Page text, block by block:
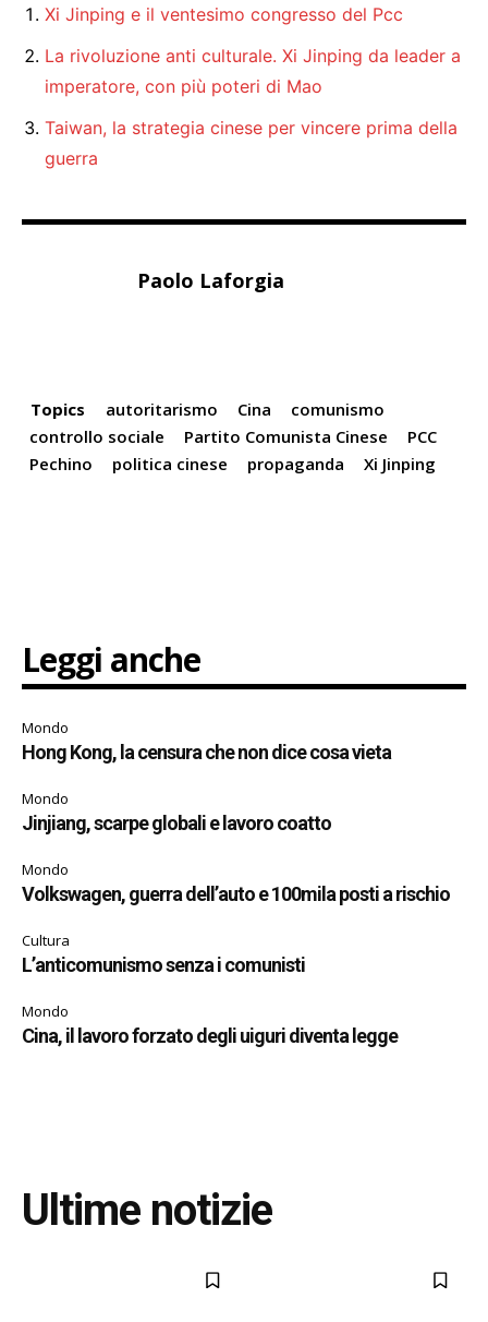
Xi Jinping e il ventesimo congresso del Pcc
La rivoluzione anti culturale. Xi Jinping da leader a
imperatore, con più poteri di Mao
Taiwan, la strategia cinese per vincere prima della
guerra
Paolo Laforgia
Topics autoritarismo Cina
comunismo
controllo sociale
Partito Comunista Cinese
PCC
Pechino
politica cinese propaganda Xi Jinping
Leggi anche
Mondo
Hong Kong, la censura che non dice cosa vieta
Mondo
Jinjiang, scarpe globali e lavoro coatto
Mondo
Volkswagen, guerra dell’auto e 100mila posti a rischio
Cultura
L’anticomunismo senza i comunisti
Mondo
Cina, il lavoro forzato degli uiguri diventa legge
Ultime notizie